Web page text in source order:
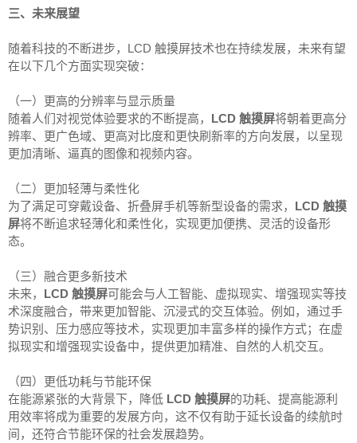
三、未来展望
随着科技的不断进步，LCD 触摸屏技术也在持续发展，未来有望
在以下几个方面实现突破：
（一）更高的分辨率与显示质量
随着人们对视觉体验要求的不断提高， LCD 触摸屏将朝着更高分
辨率、更广色域、更高对比度和更快刷新率的方向发展，以呈现
更加清晰、逼真的图像和视频内容。
（二）更加轻薄与柔性化
为了满足可穿戴设备、折叠屏手机等新型设备的需求， LCD 触摸
屏将不断追求轻薄化和柔性化，实现更加便携、灵活的设备形
态。
（三）融合更多新技术
未来， LCD 触摸屏可能会与人工智能、虚拟现实、增强现实等技
术深度融合，带来更加智能、沉浸式的交互体验。例如，通过手
势识别、压力感应等技术，实现更加丰富多样的操作方式；在虚
拟现实和增强现实设备中，提供更加精准、自然的人机交互。
（四）更低功耗与节能环保
在能源紧张的大背景下，降低 LCD 触摸屏的功耗、提高能源利
用效率将成为重要的发展方向，这不仅有助于延长设备的续航时
间，还符合节能环保的社会发展趋势。